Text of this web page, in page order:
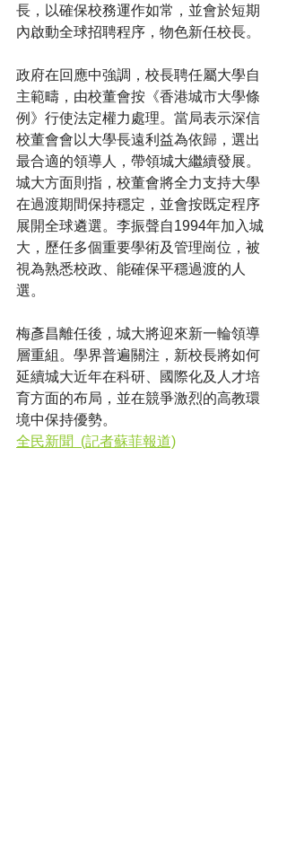
長，以確保校務運作如常，並會於短期
內啟動全球招聘程序，物色新任校長。
政府在回應中強調，校長聘任屬大學自
主範疇，由校董會按《香港城市大學條
例》行使法定權力處理。當局表示深信
校董會會以大學長遠利益為依歸，選出
最合適的領導人，帶領城大繼續發展。
城大方面則指，校董會將全力支持大學
在過渡期間保持穩定，並會按既定程序
展開全球遴選。李振聲自1994年加入城
大，歷任多個重要學術及管理崗位，被
視為熟悉校政、能確保平穩過渡的人
選。
梅彥昌離任後，城大將迎來新一輪領導
層重組。學界普遍關注，新校長將如何
延續城大近年在科研、國際化及人才培
育方面的布局，並在競爭激烈的高教環
境中保持優勢。
全民新聞  (記者蘇菲報道)